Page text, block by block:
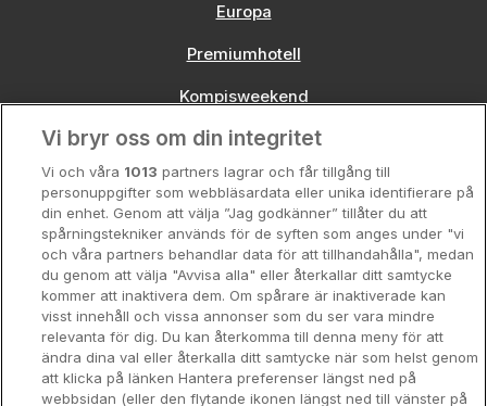
Europa
Premiumhotell
Kompisweekend
Storstadsweekend
Hotellrum under 995 kr
Spahotell
Sydsverige
Om Hotellpremien
Nya hotell
Stadsweekend
Vi bryr oss om din integritet
Vi och våra 1013 partners lagrar och får tillgång till
personuppgifter som webbläsardata eller unika identifierare på
din enhet. Genom att välja ”Jag godkänner” tillåter du att
spårningstekniker används för de syften som anges under "vi
och våra partners behandlar data för att tillhandahålla", medan
du genom att välja "Avvisa alla" eller återkallar ditt samtycke
kommer att inaktivera dem. Om spårare är inaktiverade kan
visst innehåll och vissa annonser som du ser vara mindre
relevanta för dig. Du kan återkomma till denna meny för att
ändra dina val eller återkalla ditt samtycke när som helst genom
att klicka på länken Hantera preferenser längst ned på
webbsidan (eller den flytande ikonen längst ned till vänster på